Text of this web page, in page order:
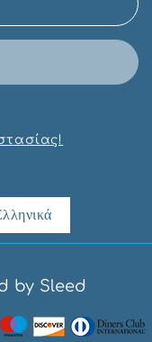
by Sleed